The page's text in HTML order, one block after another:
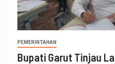
PEMERINTAHAN
Bupati Garut Tinjau